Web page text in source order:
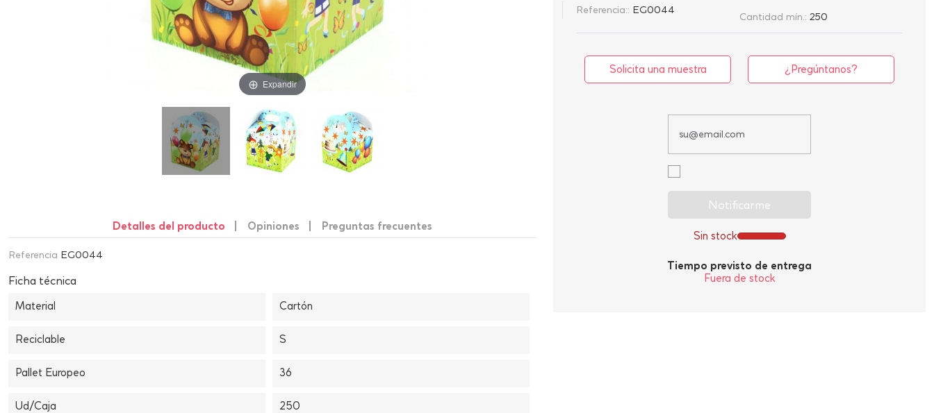
Expandir
Detalles del producto Opiniones Preguntas frecuentes
Referencia EG0044
Ficha técnica
Material Cartón
Reciclable S
Pallet Europeo 36
Ud/Caja 250
Referencia:: EG0044
Cantidad mín.: 250
Solicita una muestra ¿Pregúntanos?
Notificarme
Sin stock
Tiempo previsto de entrega
Fuera de stock